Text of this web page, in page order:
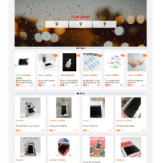
XEM THỬ